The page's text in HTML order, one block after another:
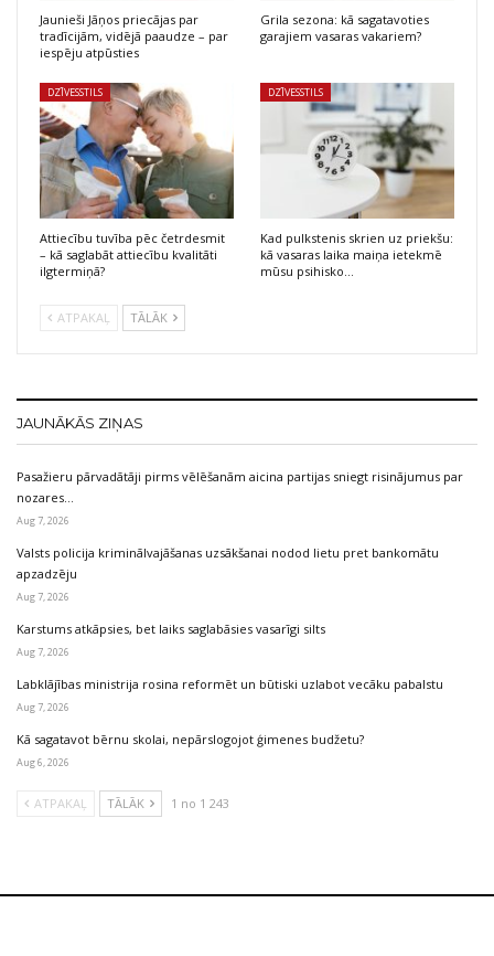
Jaunieši Jāņos priecājas par
tradīcijām, vidējā paaudze – par
iespēju atpūsties
Grila sezona: kā sagatavoties
garajiem vasaras vakariem?
DZĪVESSTILS
Attiecību tuvība pēc četrdesmit
– kā saglabāt attiecību kvalitāti
ilgtermiņā?
DZĪVESSTILS
Kad pulkstenis skrien uz priekšu:
kā vasaras laika maiņa ietekmē
mūsu psihisko…
ATPAKAĻ TĀLĀK
JAUNĀKĀS ZIŅAS
Pasažieru pārvadātāji pirms vēlēšanām aicina partijas sniegt risinājumus par
nozares…
Aug 7, 2026
Valsts policija kriminālvajāšanas uzsākšanai nodod lietu pret bankomātu
apzadzēju
Aug 7, 2026
Karstums atkāpsies, bet laiks saglabāsies vasarīgi silts
Aug 7, 2026
Labklājības ministrija rosina reformēt un būtiski uzlabot vecāku pabalstu
Aug 7, 2026
Kā sagatavot bērnu skolai, nepārslogojot ģimenes budžetu?
Aug 6, 2026
ATPAKAĻ TĀLĀK 1 no 1 243